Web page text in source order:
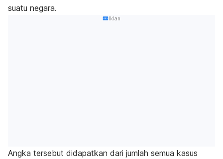
suatu negara.
Iklan
Angka tersebut didapatkan dari jumlah semua kasus